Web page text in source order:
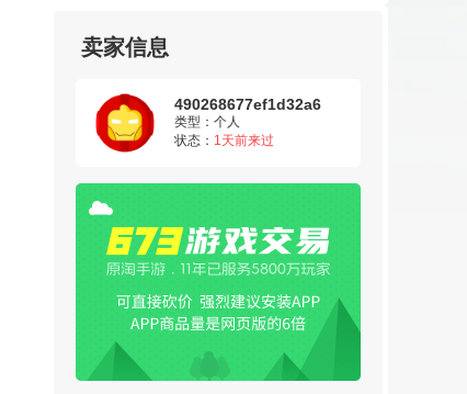
卖家信息
490268677ef1d32a6
类型：个人
状态： 1天前来过